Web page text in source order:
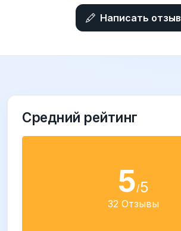
Написать отзыв
Средний рейтинг
5/5
32 Отзывы